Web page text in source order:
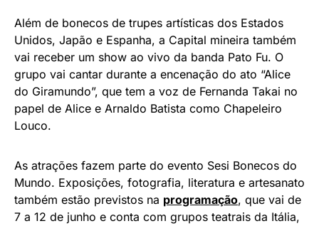
Além de bonecos de trupes artísticas dos Estados
Unidos, Japão e Espanha, a Capital mineira também
vai receber um show ao vivo da banda Pato Fu. O
grupo vai cantar durante a encenação do ato “Alice
do Giramundo”, que tem a voz de Fernanda Takai no
papel de Alice e Arnaldo Batista como Chapeleiro
Louco.
As atrações fazem parte do evento Sesi Bonecos do
Mundo. Exposições, fotografia, literatura e artesanato
também estão previstos na programação, que vai de
7 a 12 de junho e conta com grupos teatrais da Itália,